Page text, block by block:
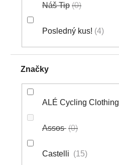
Náš Tip 0
Posledný kus! 4
Značky
ALÉ Cycling Clothing
Assos 0
Castelli 15